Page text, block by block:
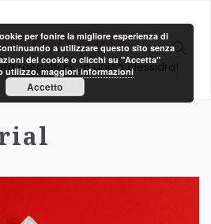
Creativa
raccolti in un unica clessidra!
per fonire la migliore esperienza di
a utilizzare questo sito senza
dei cookie o clicchi su "Accetta"
utilizzo.maggiori informazioni
Accetto